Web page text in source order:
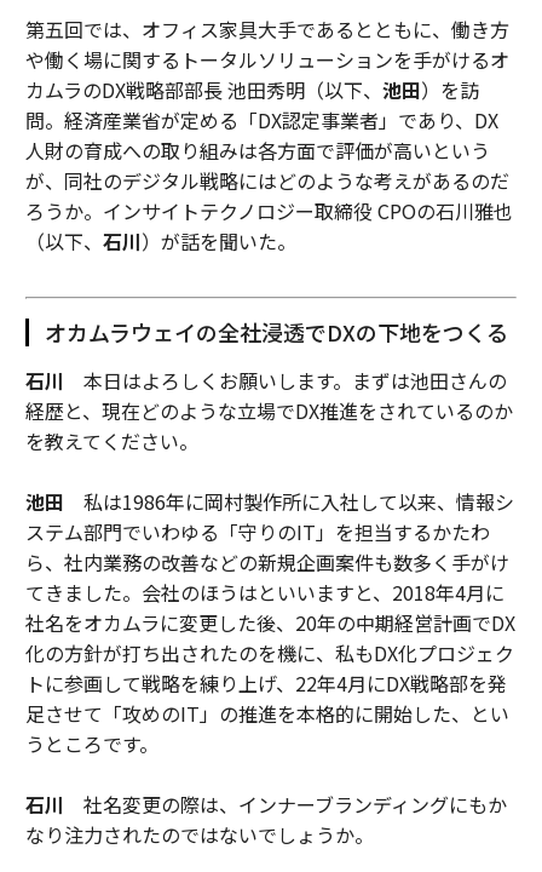
第五回では、オフィス家具大手であるとともに、働き方
や働く場に関するトータルソリューションを手がけるオ
カムラのDX戦略部部長 池田秀明（以下、 池田）を訪
問。経済産業省が定める「DX認定事業者」であり、DX
人財の育成への取り組みは各方面で評価が高いという
が、同社のデジタル戦略にはどのような考えがあるのだ
ろうか。インサイトテクノロジー取締役 CPOの石川雅也
（以下、 石川）が話を聞いた。
オカムラウェイの全社浸透でDXの下地をつくる
石川 本日はよろしくお願いします。まずは池田さんの
経歴と、現在どのような立場でDX推進をされているのか
を教えてください。
池田 私は1986年に岡村製作所に入社して以来、情報シ
ステム部門でいわゆる「守りのIT」を担当するかたわ
ら、社内業務の改善などの新規企画案件も数多く手がけ
てきました。会社のほうはといいますと、2018年4月に
社名をオカムラに変更した後、20年の中期経営計画でDX
化の方針が打ち出されたのを機に、私もDX化プロジェク
トに参画して戦略を練り上げ、22年4月にDX戦略部を発
足させて「攻めのIT」の推進を本格的に開始した、とい
うところです。
石川 社名変更の際は、インナーブランディングにもか
なり注力されたのではないでしょうか。